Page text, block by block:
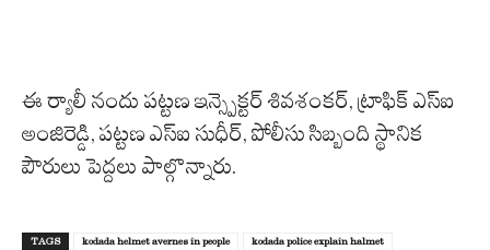
ఈ ర్యాలీ నందు పట్టణ ఇన్స్పెక్టర్ శివశంకర్, ట్రాఫిక్ ఎస్ఐ
అంజిరెడ్డి, పట్టణ ఎస్ఐ సుధీర్, పోలీసు సిబ్బంది స్థానిక
పౌరులు పెద్దలు పాల్గొన్నారు.
TAGS kodada helmet avernes in people kodada police explain halmet